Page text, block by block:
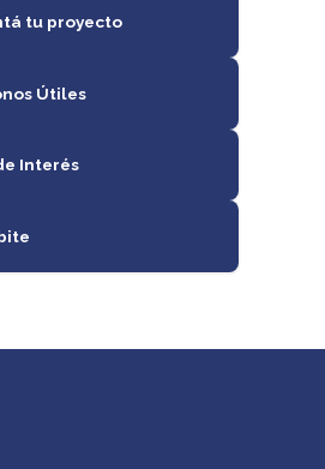
tu proyecto
Útiles
Interés